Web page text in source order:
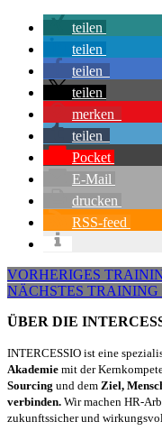
teilen
teilen
teilen
teilen
merken
teilen
Pocket
E-Mail
drucken
RSS-feed
VORHERIGES
NÄCHSTES TRAINING
ÜBER DIE
INTERCESSIO ist eine
Akademie mit der
Sourcing und dem Ziel,
verbinden. Wir machen HR-
zukunftssicher und